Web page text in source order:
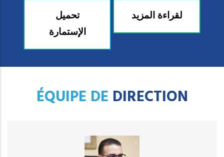
تحميل
الإستمارة
لقراءة المزيد
ÉQUIPE DE DIRECTION